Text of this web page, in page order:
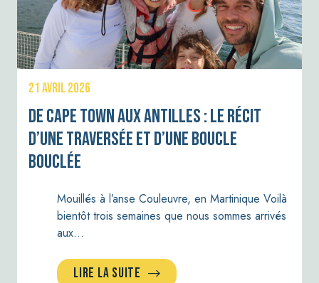
21 AVRIL 2026
De Cape Town aux Antilles : le récit
d’une traversée et d’une boucle
bouclée
Mouillés à l’anse Couleuvre, en Martinique Voilà
bientôt trois semaines que nous sommes arrivés
aux…
LIRE LA SUITE